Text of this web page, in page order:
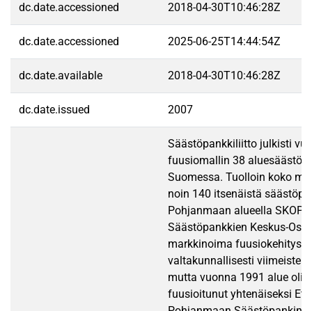
dc.date.accessioned 2018-04-30T10:46:28Z
dc.date.accessioned 2025-06-25T14:44:54Z
dc.date.available 2018-04-30T10:46:28Z
dc.date.issued 2007
Säästöpankkiliitto julkisti
fuusiomallin 38
Suomessa. Tuolloin koko
noin 140 itsenäistä
Pohjanmaan alueella
Säästöpankkien Keskus-
markkinoima fuusiokehitys
valtakunnallisesti viimeisten
mutta vuonna 1991 alue oli
fuusioitunut yhtenäiseksi